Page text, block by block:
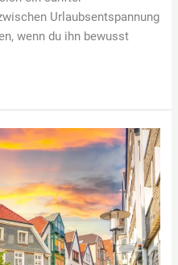
Urlaubsentspannung
wenn du ihn bewusst